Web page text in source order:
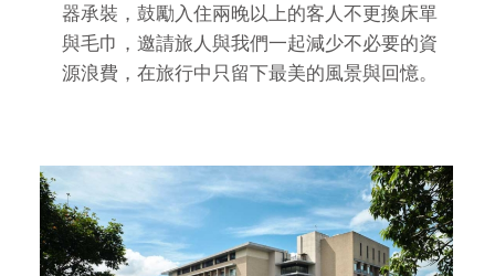
器承裝，鼓勵入住兩晚以上的客人不更換床單
與毛巾，邀請旅人與我們一起減少不必要的資
源浪費，在旅行中只留下最美的風景與回憶。